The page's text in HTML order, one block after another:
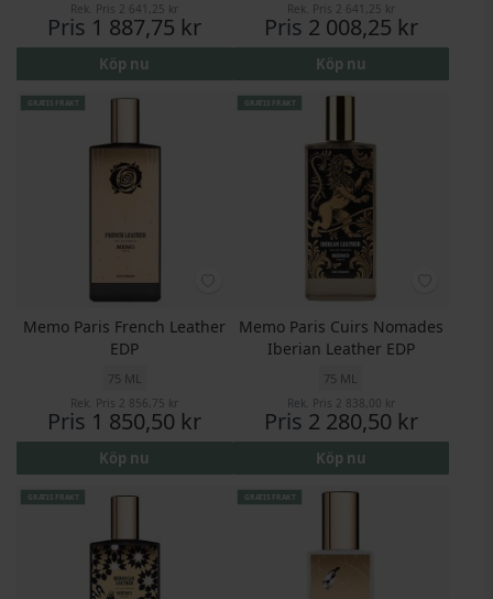
Rek. Pris 2 641,25 kr
Pris 1 887,75 kr
Köp nu
Rek. Pris 2 641,25 kr
Pris 2 008,25 kr
Köp nu
GRATIS FRAKT
Memo Paris French Leather
EDP
75 ML
Rek. Pris 2 856,75 kr
Pris 1 850,50 kr
Köp nu
GRATIS FRAKT
Memo Paris Cuirs Nomades
Iberian Leather EDP
75 ML
Rek. Pris 2 838,00 kr
Pris 2 280,50 kr
Köp nu
GRATIS FRAKT GRATIS FRAKT